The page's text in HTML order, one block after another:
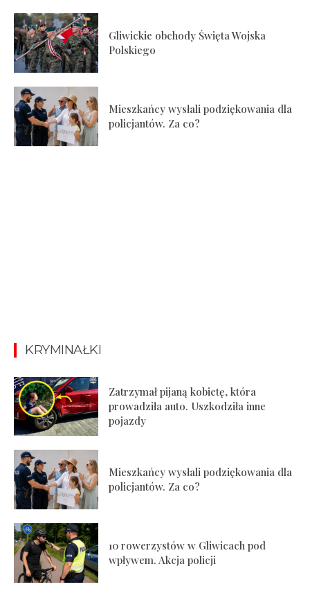
Gliwickie obchody Święta Wojska
Polskiego
Mieszkańcy wysłali podziękowania dla
policjantów. Za co?
KRYMINAŁKI
Zatrzymał pijaną kobietę, która
prowadziła auto. Uszkodziła inne
pojazdy
Mieszkańcy wysłali podziękowania dla
policjantów. Za co?
10 rowerzystów w Gliwicach pod
wpływem. Akcja policji